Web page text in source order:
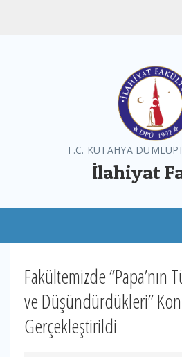
T.C. KÜTAHYA
İlahiyat
Fakültemizde “Papa’nın
ve Düşündürdükleri”
Gerçekleştirildi